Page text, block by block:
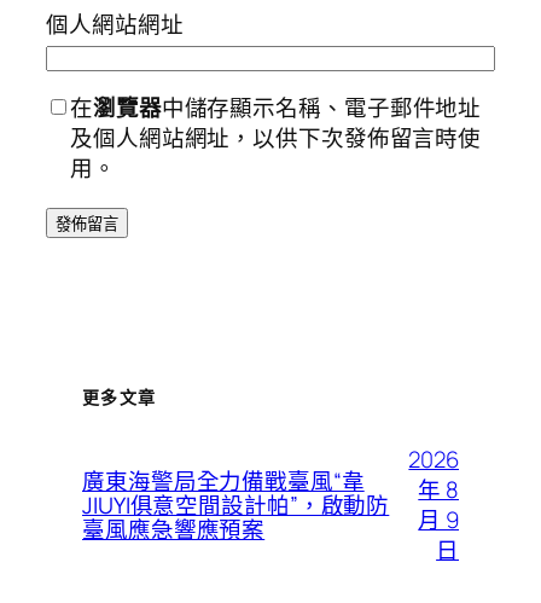
個人網站網址
在瀏覽器中儲存顯示名稱、電子郵件地址
及個人網站網址，以供下次發佈留言時使
用。
更多文章
廣東海警局全力備戰臺風“韋
JIUYI俱意空間設計帕”，啟動防
臺風應急響應預案
2026
年 8
月 9
日